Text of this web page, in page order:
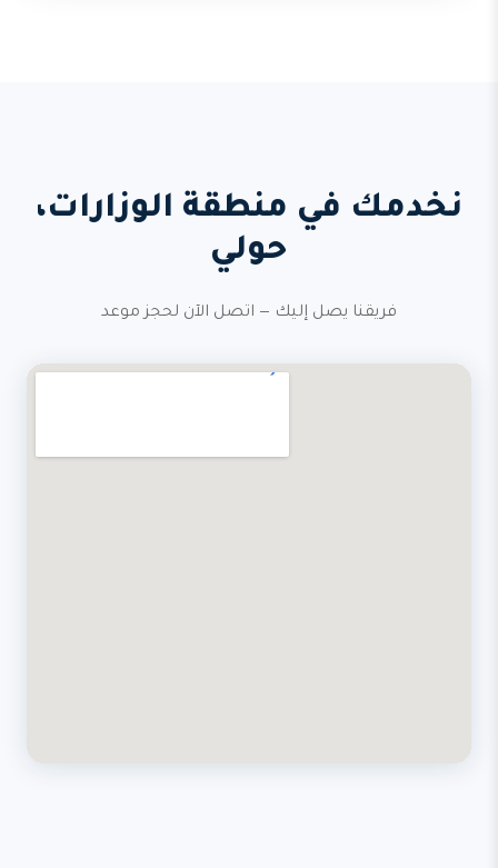
نخدمك في منطقة الوزارات،
حولي
فريقنا يصل إليك — اتصل الآن لحجز موعد